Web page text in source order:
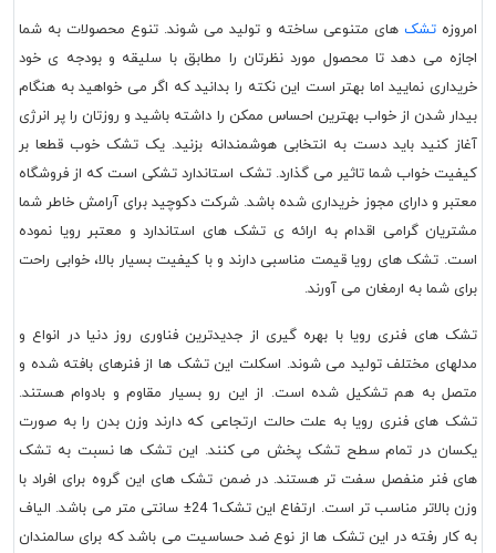
امروزه تشک های متنوعی ساخته و تولید می شوند. تنوع محصولات به شما
اجازه می دهد تا محصول مورد نظرتان را مطابق با سلیقه و بودجه ی خود
خریداری نمایید اما بهتر است این نکته را بدانید که اگر می خواهید به هنگام
بیدار شدن از خواب بهترین احساس ممکن را داشته باشید و روزتان را پر انرژی
آغاز کنید باید دست به انتخابی هوشمندانه بزنید. یک تشک خوب قطعا بر
کیفیت خواب شما تاثیر می گذارد. تشک استاندارد تشکی است که از فروشگاه
معتبر و دارای مجوز خریداری شده باشد. شرکت دکوچید برای آرامش خاطر شما
مشتریان گرامی اقدام به ارائه ی تشک های استاندارد و معتبر رویا نموده
است. تشک های رویا قیمت مناسبی دارند و با کیفیت بسیار بالا، خوابی راحت
برای شما به ارمغان می آورند.
تشک های فنری رویا با بهره گیری از جدیدترین فناوری روز دنیا در انواع و
مدلهای مختلف تولید می شوند. اسکلت این تشک ها از فنرهای بافته شده و
متصل به هم تشکیل شده است. از این رو بسیار مقاوم و بادوام هستند.
تشک های فنری رویا به علت حالت ارتجاعی که دارند وزن بدن را به صورت
یکسان در تمام سطح تشک پخش می کنند. این تشک ها نسبت به تشک
های فنر منفصل سفت تر هستند. در ضمن تشک های این گروه برای افراد با
وزن بالاتر مناسب تر است. ارتفاع این تشک1 24± سانتی متر می باشد. الیاف
به کار رفته در این تشک ها از نوع ضد حساسیت می باشد که برای سالمندان